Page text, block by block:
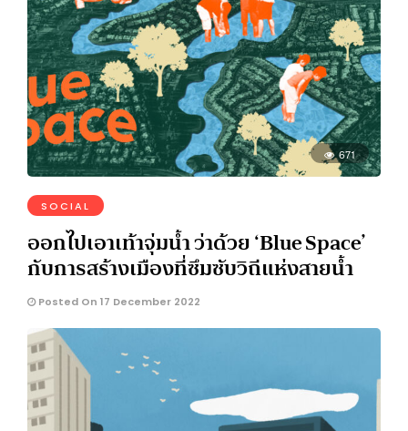
671
SOCIAL
ออกไปเอาเท้าจุ่มน้ำ ว่าด้วย ‘Blue Space’
กับการสร้างเมืองที่ซึมซับวิถีแห่งสายน้ำ
Posted On 17 December 2022